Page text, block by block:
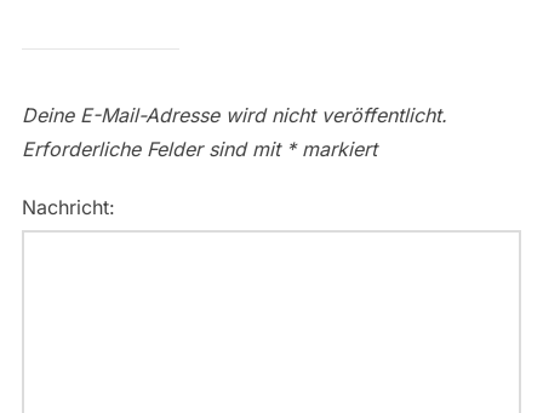
Deine E-Mail-Adresse wird nicht veröffentlicht.
Erforderliche Felder sind mit *markiert
Nachricht: